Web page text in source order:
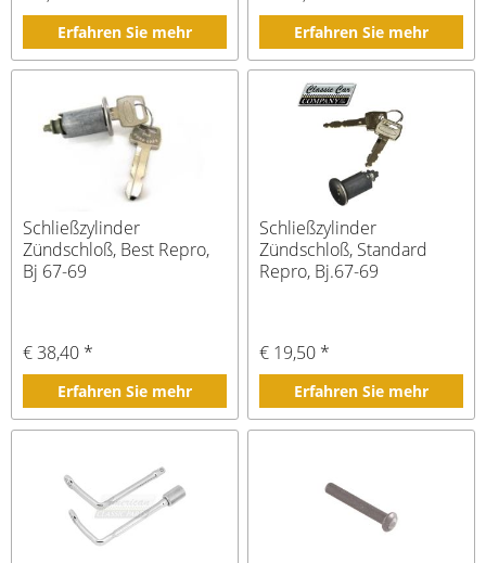
Erfahren Sie mehr Erfahren Sie mehr
Schließzylinder
Zündschloß, Best Repro,
Bj 67-69
€ 38,40 *
Erfahren Sie mehr
Schließzylinder
Zündschloß, Standard
Repro, Bj.67-69
€ 19,50 *
Erfahren Sie mehr